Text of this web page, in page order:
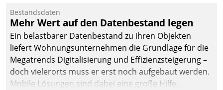
Bestandsdaten
Mehr Wert auf den Datenbestand legen
Ein belastbarer Datenbestand zu ihren Objekten
liefert Wohnungsunternehmen die Grundlage für die
Megatrends Digitalisierung und Effizienzsteigerung –
doch vielerorts muss er erst noch aufgebaut werden.
Mobile Lösungen sind dabei eine große Hilfe.